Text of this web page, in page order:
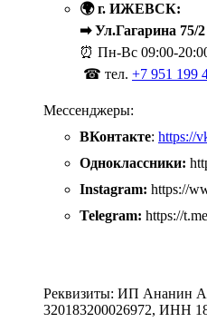
🌍 г. ИЖЕВСК:
➡ Ул.Гагарина 75/2
⏰ Пн-Вс 09:00-
☎ тел. +7 951 199
Мессенджеры:
ВКонтакте: https://
Одноклассники:
Instagram: https://
Telegram: https://
Реквизиты: ИП Ананин
320183200026972, ИНН